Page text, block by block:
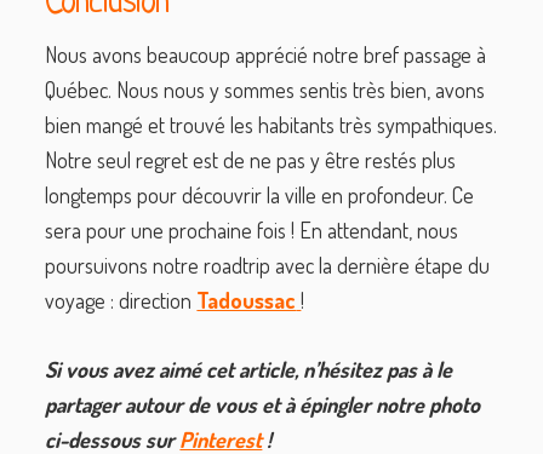
Nous avons beaucoup apprécié notre bref passage à
Québec. Nous nous y sommes sentis très bien, avons
bien mangé et trouvé les habitants très sympathiques.
Notre seul regret est de ne pas y être restés plus
longtemps pour découvrir la ville en profondeur. Ce
sera pour une prochaine fois ! En attendant, nous
poursuivons notre roadtrip avec la dernière étape du
voyage : direction Tadoussac !
Si vous avez aimé cet article, n’hésitez pas à le
partager autour de vous et à épingler notre photo
ci-dessous surPinterest!